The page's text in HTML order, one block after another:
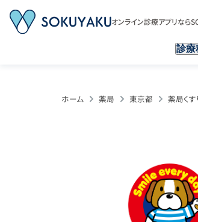
オンライン診療アプリなら
診療
ホーム 薬局 東京都 薬局く